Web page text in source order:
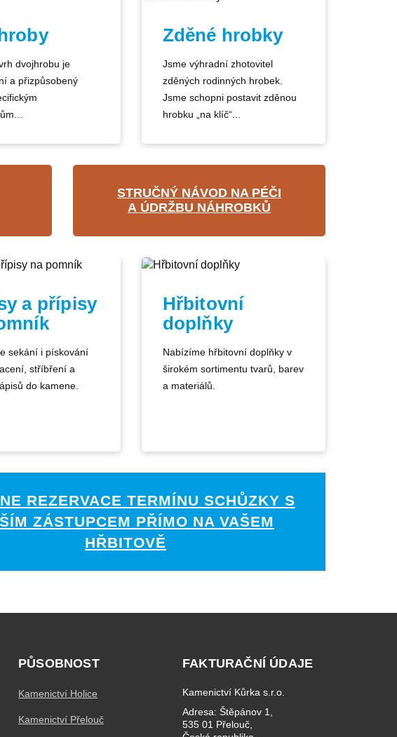
dvojhrobu je
a přizpůsobený
Zděné hrobky
Jsme výhradní zhotovitel
zděných rodinných hrobek.
Jsme schopni postavit zděnou
hrobku „na klíč“...
STRUČNÝ NÁVOD NA PÉČI
A ÚDRŽBU NÁHROBKŮ
a přípisy
sekání i pískování
stříbření a
do kamene.
Hřbitovní
doplňky
Nabízíme hřbitovní doplňky v
širokém sortimentu tvarů, barev
a materiálů.
REZERVACE TERMÍNU SCHŮZKY S
ZÁSTUPCEM PŘÍMO NA VAŠEM
HŘBITOVĚ
PŮSOBNOST
Kamenictví Holice
Kamenictví Přelouč
FAKTURAČNÍ ÚDAJE
Kamenictví Kůrka s.r.o.
Adresa: Štěpánov 1,
535 01 Přelouč,